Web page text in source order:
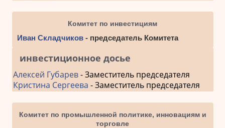
Комитет по инвестициям
Иван Складчиков- председатель Комитета
инвестиционное досье
Алексей Губарев- Заместитель председателя
Кристина Сергеева - Заместитель председателя
Комитет по промышленной политике, инновациям и
торговле